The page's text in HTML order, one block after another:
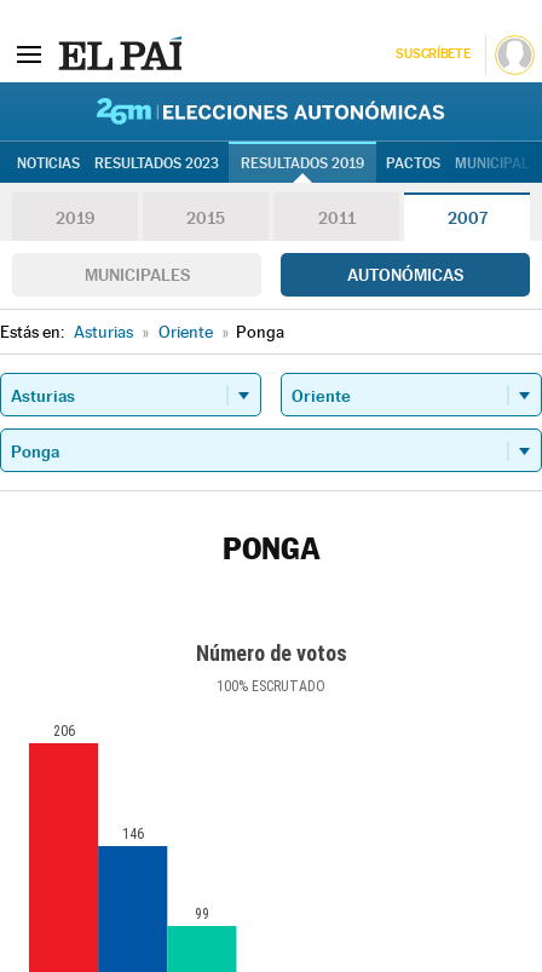
SUSCRÍBETE
NOTICIAS RESULTADOS 2023 RESULTADOS 2019 PACTOS
2019 2015 2011 2007
MUNICIPALES AUTONÓMICAS
Estás en: Asturias » Oriente » Ponga
PONGA
Número de votos
100% ESCRUTADO
206
146
99